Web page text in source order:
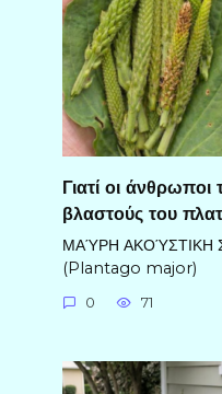
Γιατί οι
βλαστούς του
ΜΑΎΡΗ ΑΚΟΎΣΤΙΚΗ
(Plantago major)
0 71